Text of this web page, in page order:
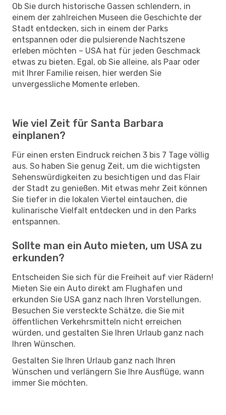
Ob Sie durch historische Gassen schlendern, in
einem der zahlreichen Museen die Geschichte der
Stadt entdecken, sich in einem der Parks
entspannen oder die pulsierende Nachtszene
erleben möchten – USA hat für jeden Geschmack
etwas zu bieten. Egal, ob Sie alleine, als Paar oder
mit Ihrer Familie reisen, hier werden Sie
unvergessliche Momente erleben.
Wie viel Zeit für Santa Barbara
einplanen?
Für einen ersten Eindruck reichen 3 bis 7 Tage völlig
aus. So haben Sie genug Zeit, um die wichtigsten
Sehenswürdigkeiten zu besichtigen und das Flair
der Stadt zu genießen. Mit etwas mehr Zeit können
Sie tiefer in die lokalen Viertel eintauchen, die
kulinarische Vielfalt entdecken und in den Parks
entspannen.
Sollte man ein Auto mieten, um USA zu
erkunden?
Entscheiden Sie sich für die Freiheit auf vier Rädern!
Mieten Sie ein Auto direkt am Flughafen und
erkunden Sie USA ganz nach Ihren Vorstellungen.
Besuchen Sie versteckte Schätze, die Sie mit
öffentlichen Verkehrsmitteln nicht erreichen
würden, und gestalten Sie Ihren Urlaub ganz nach
Ihren Wünschen.
Gestalten Sie Ihren Urlaub ganz nach Ihren
Wünschen und verlängern Sie Ihre Ausflüge, wann
immer Sie möchten.